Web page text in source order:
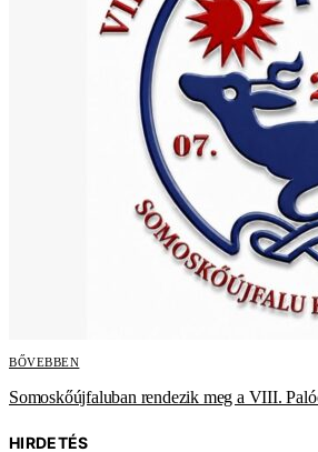
BŐVEBBEN
Somoskőújfaluban rendezik meg a VIII.
HIRDETÉS